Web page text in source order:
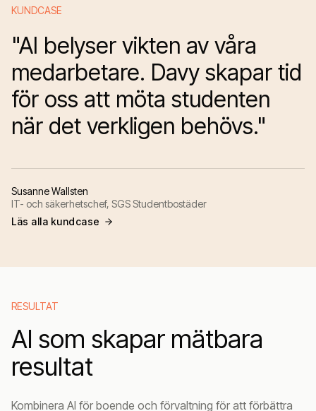
KUNDCASE
"AI belyser vikten av våra
medarbetare. Davy skapar tid
för oss att möta studenten
när det verkligen behövs."
Susanne Wallsten
IT- och säkerhetschef, SGS Studentbostäder
Läs alla kundcase
RESULTAT
AI som skapar mätbara
resultat
Kombinera AI för boende och förvaltning för att förbättra